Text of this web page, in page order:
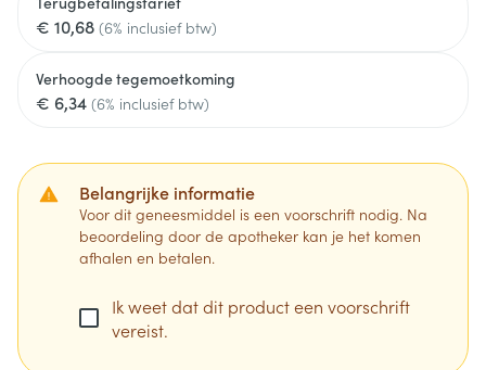
€ 10,68 (6% inclusief btw)
Verhoogde tegemoetkoming
€ 6,34 (6% inclusief btw)
Belangrijke informatie
Voor dit geneesmiddel is een voorschrift nodig. Na
beoordeling door de apotheker kan je het komen
afhalen en betalen.
Ik weet dat dit product een voorschrift
vereist.